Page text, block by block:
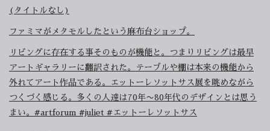
(タイトルなし)
ファミマがメタモルしたという麻布台ショップ。
リビングに存在する事そのものが機能と。つまりリビングは最早
アートギャラリーに翻訳された。テーブルや棚は本来の機能から
外れてアート作品である。エットーレソットサス展を眺めながら
つくづく感じる。多くの人達は70年〜80年代のデザインとは思う
まい。#artforum #juliet #エットーレソットサス